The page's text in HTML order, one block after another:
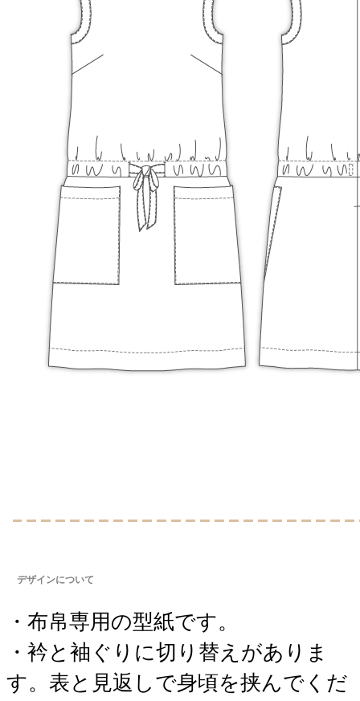
デザインについて
・布帛専用の型紙です。
・衿と袖ぐりに切り替えがありま
す。表と見返しで身頃を挟んでくだ